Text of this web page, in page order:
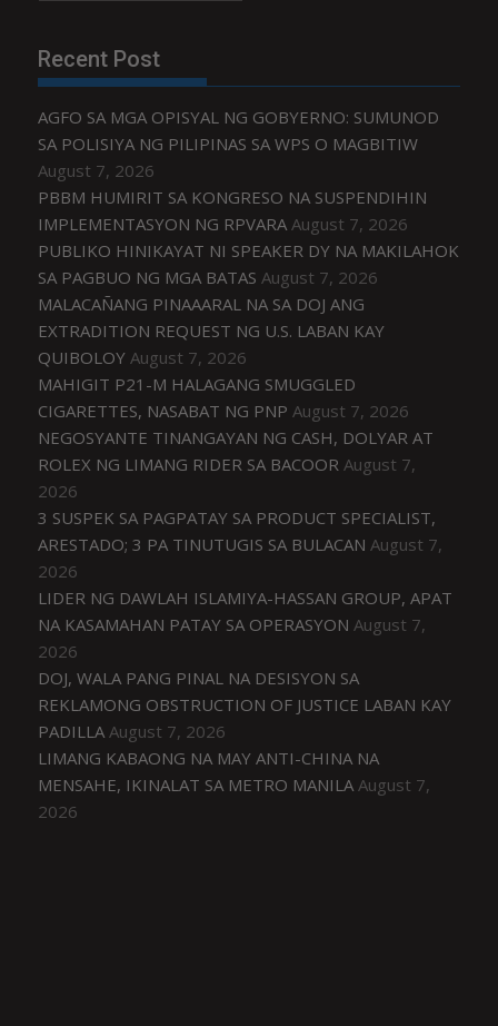
Recent Post
AGFO SA MGA OPISYAL NG GOBYERNO: SUMUNOD
SA POLISIYA NG PILIPINAS SA WPS O MAGBITIW
August 7, 2026
PBBM HUMIRIT SA KONGRESO NA SUSPENDIHIN
IMPLEMENTASYON NG RPVARA August 7, 2026
PUBLIKO HINIKAYAT NI SPEAKER DY NA MAKILAHOK
SA PAGBUO NG MGA BATAS August 7, 2026
MALACAÑANG PINAAARAL NA SA DOJ ANG
EXTRADITION REQUEST NG U.S. LABAN KAY
QUIBOLOY August 7, 2026
MAHIGIT P21-M HALAGANG SMUGGLED
CIGARETTES, NASABAT NG PNP August 7, 2026
NEGOSYANTE TINANGAYAN NG CASH, DOLYAR AT
ROLEX NG LIMANG RIDER SA BACOOR August 7,
2026
3 SUSPEK SA PAGPATAY SA PRODUCT SPECIALIST,
ARESTADO; 3 PA TINUTUGIS SA BULACAN August 7,
2026
LIDER NG DAWLAH ISLAMIYA-HASSAN GROUP, APAT
NA KASAMAHAN PATAY SA OPERASYON August 7,
2026
DOJ, WALA PANG PINAL NA DESISYON SA
REKLAMONG OBSTRUCTION OF JUSTICE LABAN KAY
PADILLA August 7, 2026
LIMANG KABAONG NA MAY ANTI-CHINA NA
MENSAHE, IKINALAT SA METRO MANILA August 7,
2026